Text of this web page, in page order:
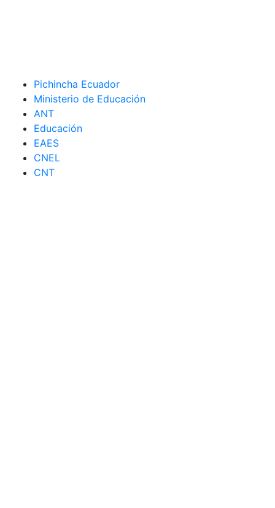
Pichincha Ecuador
Ministerio de Educación
ANT
Educación
EAES
CNEL
CNT